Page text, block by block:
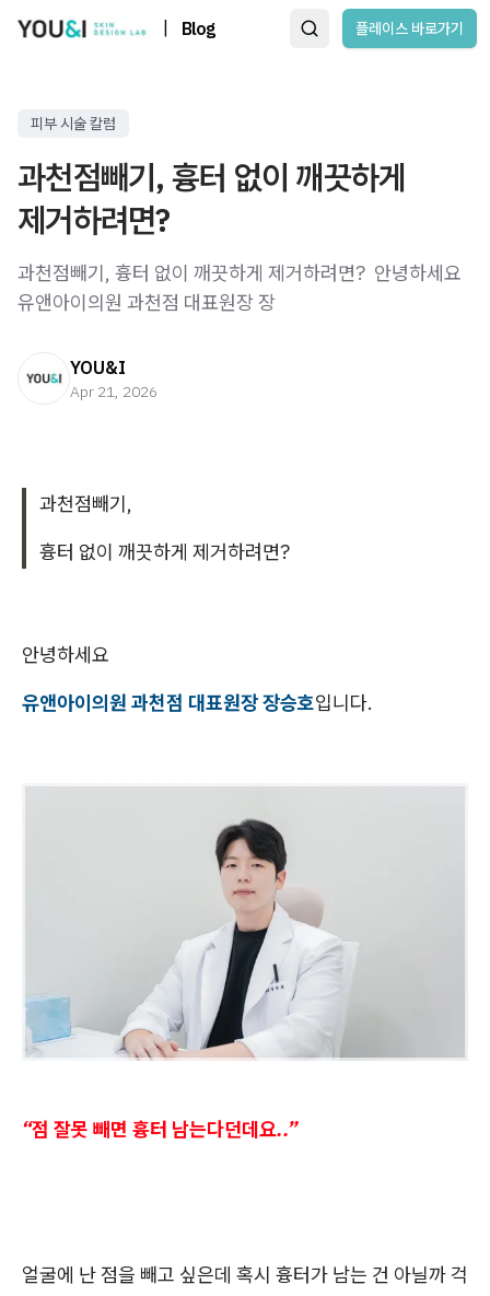
Blog 플레이스 바로가기
피부 시술 칼럼
과천점빼기, 흉터 없이 깨끗하게
제거하려면?
과천점빼기, 흉터 없이 깨끗하게 제거하려면? ​ 안녕하세요
유앤아이의원 과천점 대표원장 장
YOU&I
Apr 21, 2026
과천점빼기,
흉터 없이 깨끗하게 제거하려면?
안녕하세요
유앤아이의원 과천점 대표원장 장승호입니다.
“점 잘못 빼면 흉터 남는다던데요..”
얼굴에 난 점을 빼고 싶은데 혹시 흉터가 남는 건 아닐까 걱